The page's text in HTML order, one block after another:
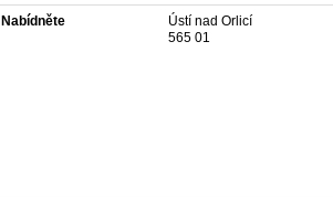
Nabídněte
Ústí nad Orlicí
565 01